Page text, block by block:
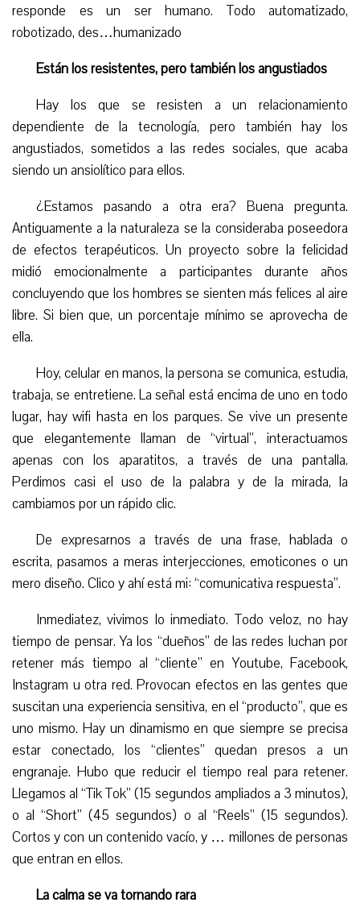
responde es un ser humano. Todo automatizado,
robotizado, des…humanizado
Están los resistentes, pero también los angustiados
Hay los que se resisten a un relacionamiento
dependiente de la tecnología, pero también hay los
angustiados, sometidos a las redes sociales, que acaba
siendo un ansiolítico para ellos.
¿Estamos pasando a otra era? Buena pregunta.
Antiguamente a la naturaleza se la consideraba poseedora
de efectos terapéuticos. Un proyecto sobre la felicidad
midió emocionalmente a participantes durante años
concluyendo que los hombres se sienten más felices al aire
libre. Si bien que, un porcentaje mínimo se aprovecha de
ella.
Hoy, celular en manos, la persona se comunica, estudia,
trabaja, se entretiene. La señal está encima de uno en todo
lugar, hay wifi hasta en los parques. Se vive un presente
que elegantemente llaman de “virtual”, interactuamos
apenas con los aparatitos, a través de una pantalla.
Perdimos casi el uso de la palabra y de la mirada, la
cambiamos por un rápido clic.
De expresarnos a través de una frase, hablada o
escrita, pasamos a meras interjecciones, emoticones o un
mero diseño. Clico y ahí está mi: “comunicativa respuesta”.
Inmediatez, vivimos lo inmediato. Todo veloz, no hay
tiempo de pensar. Ya los “dueños” de las redes luchan por
retener más tiempo al “cliente” en Youtube, Facebook,
Instagram u otra red. Provocan efectos en las gentes que
suscitan una experiencia sensitiva, en el “producto”, que es
uno mismo. Hay un dinamismo en que siempre se precisa
estar conectado, los “clientes” quedan presos a un
engranaje. Hubo que reducir el tiempo real para retener.
Llegamos al “Tik Tok” (15 segundos ampliados a 3 minutos),
o al “Short” (45 segundos) o al “Reels” (15 segundos).
Cortos y con un contenido vacío, y … millones de personas
que entran en ellos.
La calma se va tornando rara